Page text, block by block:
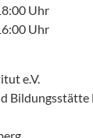
Uhr
Uhr
e.V.
Bildungsstätte